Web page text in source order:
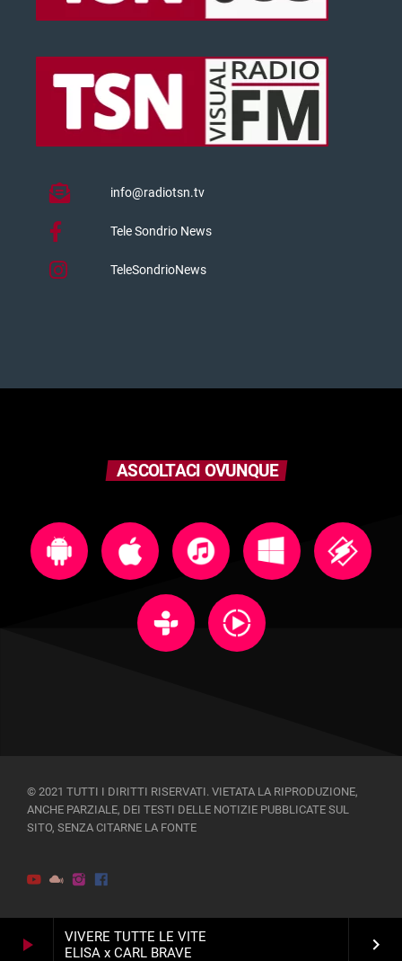
play_arrow
VIVERE TUTTE LE VITE
ELISA x CARL BRAVE
keyboard_arrow_right
info@radiotsn.tv
Tele Sondrio News
TeleSondrioNews
ASCOLTACI OVUNQUE
© 2021 TUTTI I DIRITTI RISERVATI. VIETATA LA RIPRODUZIONE,
ANCHE PARZIALE, DEI TESTI DELLE NOTIZIE PUBBLICATE SUL
SITO, SENZA CITARNE LA FONTE